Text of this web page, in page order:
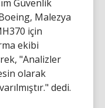
Güvenlik
Malezya
için
ekibi
"Analizler
olarak
dedi.